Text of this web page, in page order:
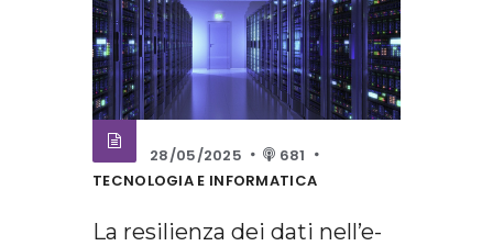
28/05/2025
681
TECNOLOGIA E INFORMATICA
La resilienza dei dati nell’e-